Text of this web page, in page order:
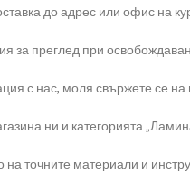
до адрес или офис на
за преглед при
с нас, моля свържете се на
ни и категорията
точните материали и